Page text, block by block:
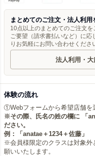
まとめてのご注文・法人利用
10点以上のまとめてのご注文
ご要望（請求書払いなど）に応
りお気軽にお問い合わせくださ
法人利用・
体験の流れ
※その際、氏名の姓の欄に 「
ださい。
例：「anatae＋1234＋佐藤」
※会員様限定のクラスは対象外
願いいたします。